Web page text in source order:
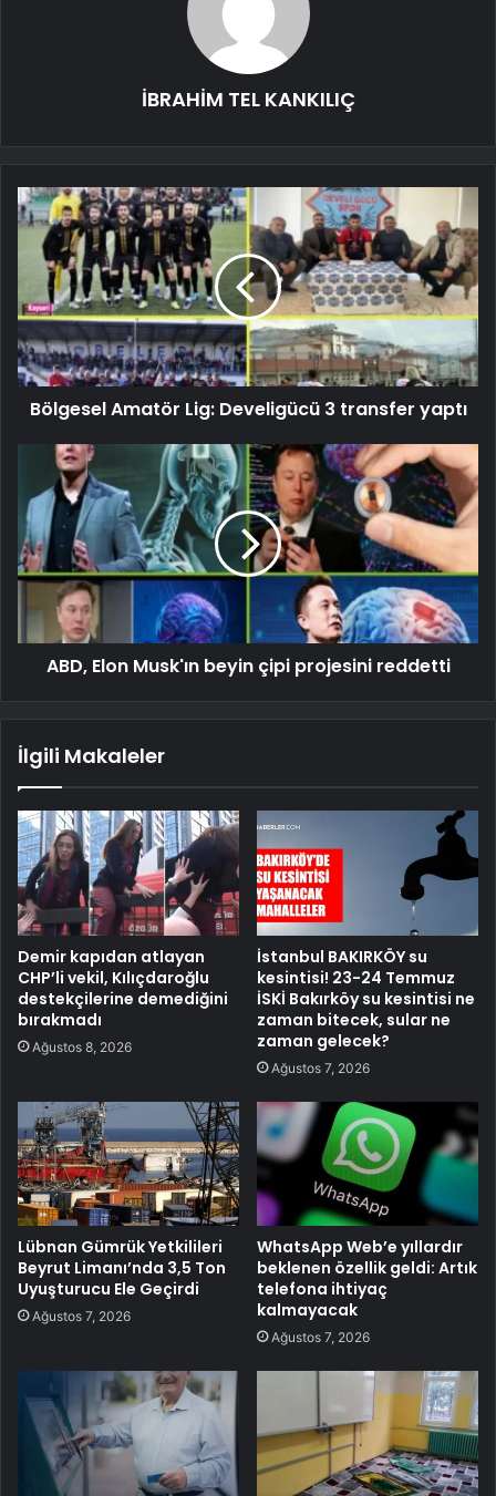
İBRAHİM TEL KANKILIÇ
Bölgesel Amatör Lig: Develigücü 3 transfer yaptı
ABD, Elon Musk'ın beyin çipi projesini reddetti
İlgili Makaleler
Demir kapıdan atlayan
CHP’li vekil, Kılıçdaroğlu
destekçilerine demediğini
bırakmadı
Ağustos 8, 2026
İstanbul BAKIRKÖY su
kesintisi! 23-24 Temmuz
İSKİ Bakırköy su kesintisi ne
zaman bitecek, sular ne
zaman gelecek?
Ağustos 7, 2026
Lübnan Gümrük Yetkilileri
Beyrut Limanı’nda 3,5 Ton
Uyuşturucu Ele Geçirdi
Ağustos 7, 2026
WhatsApp Web’e yıllardır
beklenen özellik geldi: Artık
telefona ihtiyaç
kalmayacak
Ağustos 7, 2026